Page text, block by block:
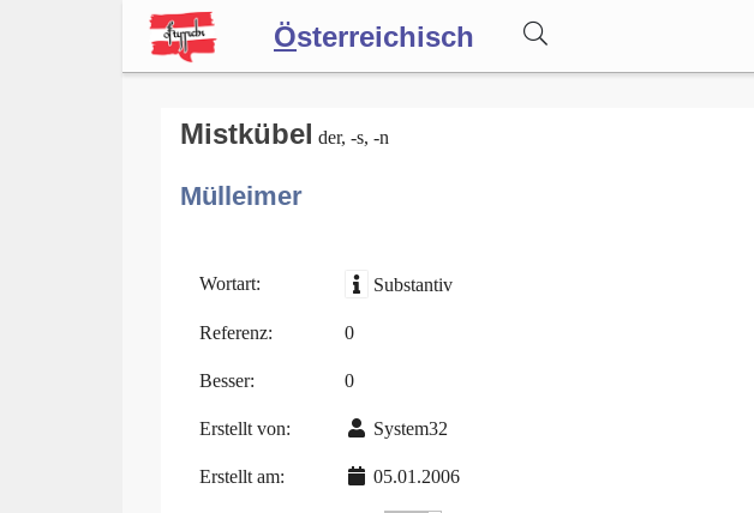
Österreichisch
Forum
Blog
Mistkübel der, -s, -n
Mülleimer
Wortart: Substantiv
Referenz: 0
Besser: 0
Erstellt von: System32
Erstellt am: 05.01.2006